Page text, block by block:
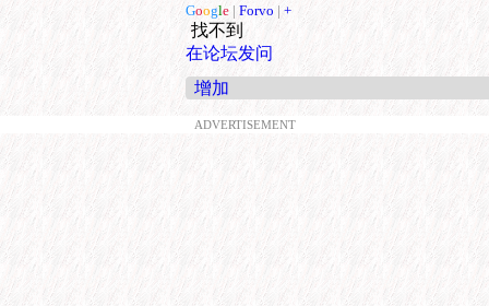
Google | Forvo | +
找不到
在论坛发问
增加
ADVERTISEMENT